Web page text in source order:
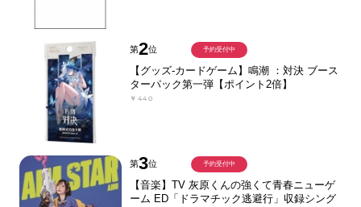
第2位
【グッズ-カードゲーム】鳴潮 ：対決 ブース
ターパック第一弾【ポイント2倍】
￥440
予約受付中
第3位
【音楽】TV 灰原くんの強くて青春ニューゲ
ーム ED「ドラマチック逃避行」収録シング
予約受付中